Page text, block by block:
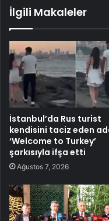
İlgili Makaleler
İstanbul’da Rus turist
kendisini taciz eden
‘Welcome to Turkey’
şarkısıyla ifşa etti
Ağustos 7, 2026